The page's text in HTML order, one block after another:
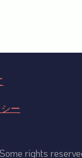
ー
rights